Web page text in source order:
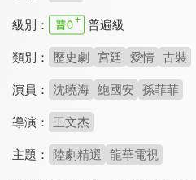
級別： 普遍級
類別： 歷史劇 宮廷 愛情 古裝
演員： 沈曉海 鮑國安 孫菲菲
導演： 王文杰
主題： 陸劇精選 龍華電視